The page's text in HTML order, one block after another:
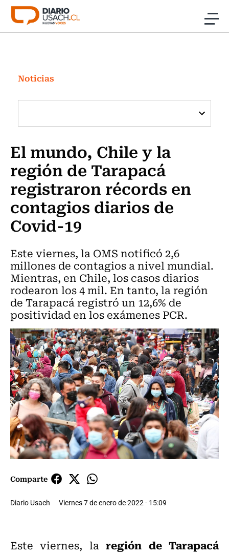
Click acá para ir directamente al contenido
Investigación
Cultura
Programas Radio y TV Usach
Noticias
El mundo, Chile y la
región de Tarapacá
registraron récords en
contagios diarios de
Covid-19
Este viernes, la OMS notificó 2,6
millones de contagios a nivel mundial.
Mientras, en Chile, los casos diarios
rodearon los 4 mil. En tanto, la región
de Tarapacá registró un 12,6% de
positividad en los exámenes PCR.
Comparte
Diario Usach Viernes 7 de enero de 2022 - 15:09
Este viernes, laregión de Tarapacá